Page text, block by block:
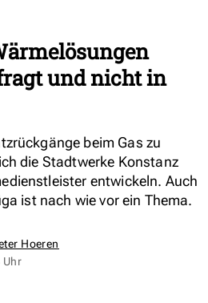
und nicht in
beim Gas zu
die Stadtwerke Konstanz
entwickeln. Auch
ist nach wie vor ein Thema.
Hoeren